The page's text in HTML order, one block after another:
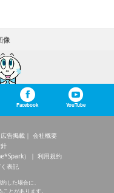
像
Facebook YouTube
広告掲載
会社概要
）
利用規約
表記
した場合に、
とがあります。